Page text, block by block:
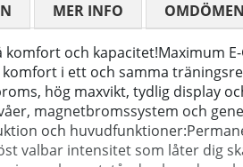
komfort och kapacitet!Maximum
i ett och samma
hög maxvikt, tydlig display
magnetbromssystem och
och
valbar intensitet som låter dig
MER INFO OMDÖMEN